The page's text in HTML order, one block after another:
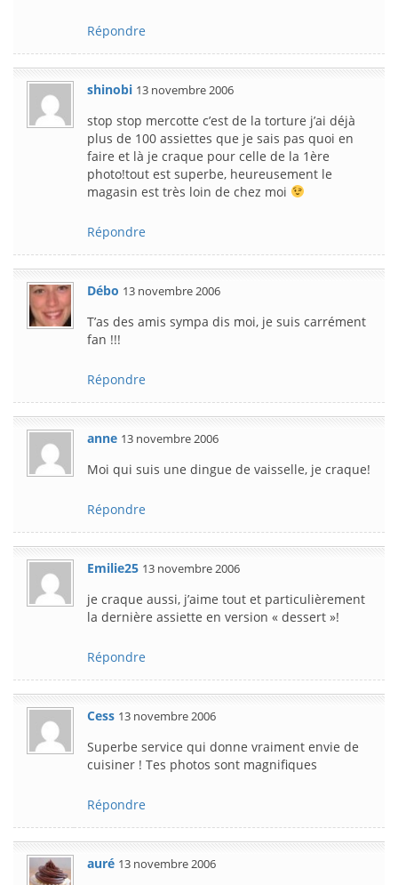
Répondre
shinobi 13 novembre 2006
stop stop mercotte c’est de la torture j’ai déjà
plus de 100 assiettes que je sais pas quoi en
faire et là je craque pour celle de la 1ère
photo!tout est superbe, heureusement le
magasin est très loin de chez moi
Répondre
Débo 13 novembre 2006
T’as des amis sympa dis moi, je suis carrément
fan !!!
Répondre
anne 13 novembre 2006
Moi qui suis une dingue de vaisselle, je craque!
Répondre
Emilie25 13 novembre 2006
je craque aussi, j’aime tout et particulièrement
la dernière assiette en version « dessert »!
Répondre
Cess 13 novembre 2006
Superbe service qui donne vraiment envie de
cuisiner ! Tes photos sont magnifiques
Répondre
auré 13 novembre 2006